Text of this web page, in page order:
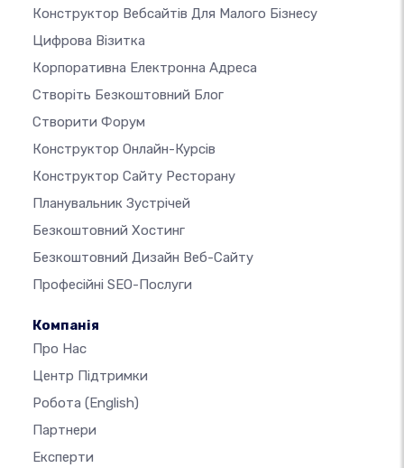
Конструктор Вебсайтів Для Малого Бізнесу
Цифрова Візитка
Корпоративна Електронна Адреса
Створіть Безкоштовний Блог
Створити Форум
Конструктор Онлайн-Курсів
Конструктор Сайту Ресторану
Планувальник Зустрічей
Безкоштовний Хостинг
Безкоштовний Дизайн Веб-Сайту
Професійні SEO-Послуги
Компанія
Про Нас
Центр Підтримки
Робота (English)
Партнери
Експерти